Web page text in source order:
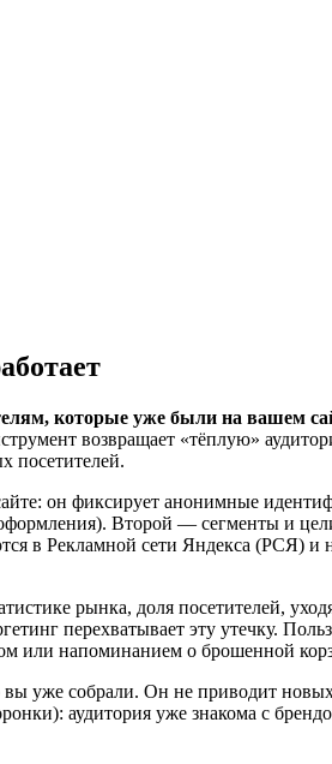
которые уже были на вашем
возвращает «тёплую»
посетителей.
он фиксирует анонимные
Второй — сегменты и
в Рекламной сети Яндекса (РСЯ) и
рынка, доля посетителей,
перехватывает эту утечку.
или напоминанием о брошенной
вы уже собрали. Он не приводит
аудитория уже знакома с